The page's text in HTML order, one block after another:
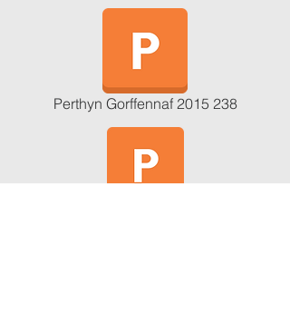
Perthyn Gorffennaf 2015 238